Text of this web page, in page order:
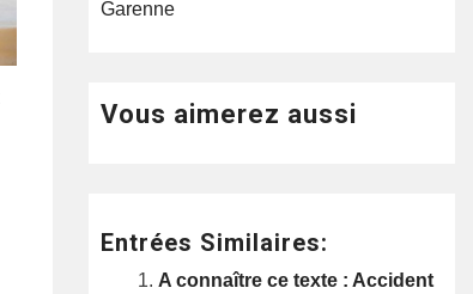
Garenne
Vous aimerez aussi
Entrées Similaires:
A connaître ce texte : Accident